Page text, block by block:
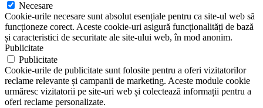
Necesare
Cookie-urile necesare sunt absolut esențiale pentru ca site-ul web să
funcționeze corect. Aceste cookie-uri asigură funcționalități de bază
și caracteristici de securitate ale site-ului web, în mod anonim.
Publicitate
Publicitate
Cookie-urile de publicitate sunt folosite pentru a oferi vizitatorilor
reclame relevante și campanii de marketing. Aceste module cookie
urmăresc vizitatorii pe site-uri web și colectează informații pentru a
oferi reclame personalizate.